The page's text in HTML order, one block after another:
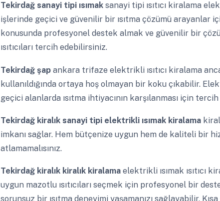
Tekirdağ sanayi tipi ısımak sanayi tipi ısıtıcı kiralama
işlerinde geçici ve güvenilir bir ısıtma çözümü arayanlar
konusunda profesyonel destek almak ve güvenilir bir
ısıtıcıları tercih edebilirsiniz.
Tekirdağ şap ankara trifaze elektrikli ısıtıcı kiralama
kullanıldığında ortaya hoş olmayan bir koku çıkabilir.
geçici alanlarda ısıtma ihtiyacının karşılanması için
Tekirdağ kiralık sanayi tipi elektrikli ısımak kiralama
imkanı sağlar. Hem bütçenize uygun hem de kaliteli bir
atlamamalısınız.
Tekirdağ kiralık kiralık kiralama elektrikli ısımak ısıtıcı
uygun mazotlu ısıtıcıları seçmek için profesyonel bir
sorunsuz bir ısıtma deneyimi yaşamanızı sağlayabilir.